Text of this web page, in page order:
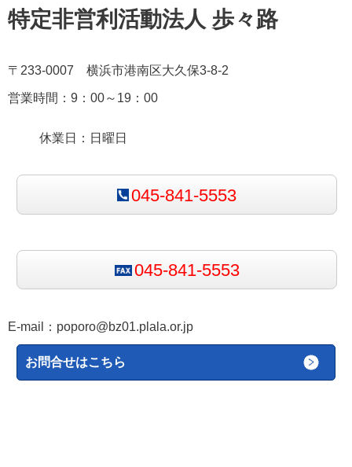
特定非営利活動法人 歩々路
〒233-0007 横浜市港南区大久保3-8-2
営業時間：9：00～19：00
休業日：日曜日
045-841-5553
045-841-5553
E-mail： poporo@bz01.plala.or.jp
お問合せはこちら